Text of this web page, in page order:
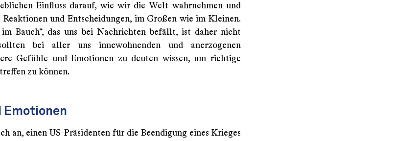
Einfluss darauf, wie wir die Welt wahrnehmen und
Reaktionen und Entscheidungen, im Großen wie im Kleinen.
im Bauch“, das uns bei Nachrichten befällt, ist daher nicht
bei aller uns innewohnenden und anerzogenen
Gefühle und Emotionen zu deuten wissen, um richtige
zu können.
Emotionen
an, einen US-Präsidenten für die Beendigung eines Krieges